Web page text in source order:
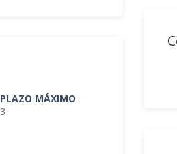
PLAZO MÁXIMO
3